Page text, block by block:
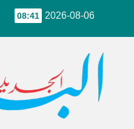
2026-08-06
08:41